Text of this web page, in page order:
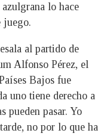
lo hace
juego.
al partido de
Alfonso Pérez, el
Bajos fue
uno tiene derecho a
pueden pasar. Yo
no por lo que ha